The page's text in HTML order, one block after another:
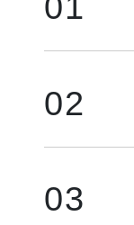
02
03